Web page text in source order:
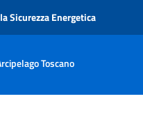
Sicurezza Energetica
Toscano